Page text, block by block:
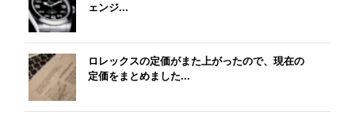
ェンジ...
ロレックスの定価がまた上がったので、現在の
定価をまとめました...